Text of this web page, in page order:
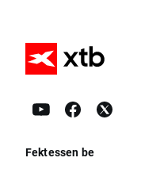
Fektessen be